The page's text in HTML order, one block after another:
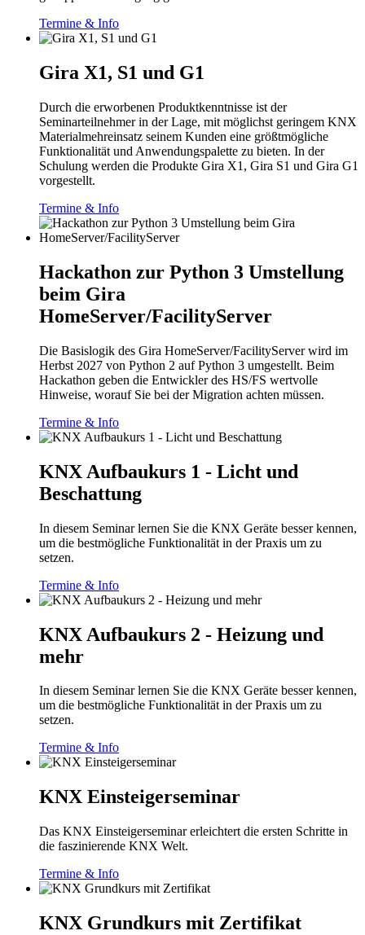
Termine & Info
Gira X1, S1 und G1
Durch die erworbenen Produktkenntnisse ist der
Seminarteilnehmer in der Lage, mit möglichst geringem KNX
Materialmehreinsatz seinem Kunden eine größtmögliche
Funktionalität und Anwendungspalette zu bieten. In der
Schulung werden die Produkte Gira X1, Gira S1 und Gira G1
vorgestellt.
Termine & Info
Hackathon zur Python 3 Umstellung
beim Gira
HomeServer/FacilityServer
Die Basislogik des Gira HomeServer/FacilityServer wird im
Herbst 2027 von Python 2 auf Python 3 umgestellt. Beim
Hackathon geben die Entwickler des HS/FS wertvolle
Hinweise, worauf Sie bei der Migration achten müssen.
Termine & Info
KNX Aufbaukurs 1 - Licht und
Beschattung
In diesem Seminar lernen Sie die KNX Geräte besser kennen,
um die bestmögliche Funktionalität in der Praxis um zu
setzen.
Termine & Info
KNX Aufbaukurs 2 - Heizung und
mehr
In diesem Seminar lernen Sie die KNX Geräte besser kennen,
um die bestmögliche Funktionalität in der Praxis um zu
setzen.
Termine & Info
KNX Einsteigerseminar
Das KNX Einsteigerseminar erleichtert die ersten Schritte in
die faszinierende KNX Welt.
Termine & Info
KNX Grundkurs mit Zertifikat